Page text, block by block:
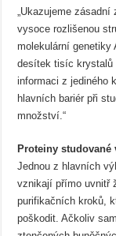
„Ukazujeme
vysoce rozlišenou
molekulární genetiky
desítek tisíc krystalů
informaci z jediného
hlavních bariér při
množství.“
Proteiny
Jednou z hlavních
vznikají přímo uvnitř
purifikačních kroků,
poškodit. Ačkoliv